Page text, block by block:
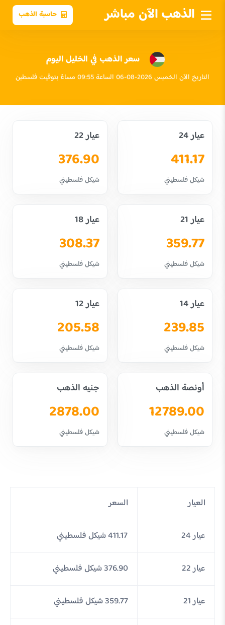
الذهب الآن مباشر حاسبة الذهب
سعر الذهب في الخليل اليوم
التاريخ الآن الخميس 2026-08-06 الساعة 09:55 مساءً بتوقيت فلسطين
عيار 24
411.17
شيكل فلسطيني
عيار 22
376.90
شيكل فلسطيني
عيار 21
359.77
شيكل فلسطيني
عيار 18
308.37
شيكل فلسطيني
عيار 14
239.85
شيكل فلسطيني
عيار 12
205.58
شيكل فلسطيني
أونصة الذهب
12789.00
شيكل فلسطيني
جنيه الذهب
2878.00
شيكل فلسطيني
العيار السعر
عيار 24 411.17 شيكل فلسطيني
عيار 22 376.90 شيكل فلسطيني
عيار 21 359.77 شيكل فلسطيني